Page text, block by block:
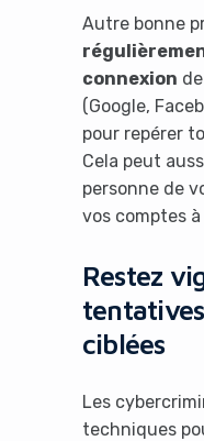
Autre bonne
connexion
(Google,
pour repérer
Cela peut
personne de
vos comptes
Restez
ciblées
Les
techniques